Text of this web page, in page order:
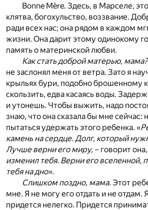
Bonne Mère. Здесь, в Марселе,
клятва, богохульство, воззвание.
ради всех нас; она рядом в каждом
жизни. Она дарит этому одинокому
память о материнской любви.
Как стать доброй матерью, мама?
не заслонял меня от ветра. Зато я
крыльях бури, подобно брошенному
скользить, едва касаясь воды.
и утонешь. Чтобы выжить, надо
знаю, что она сказала бы мне сейчас:
пытаться удержать этого ребенка. «
камень на сердце. Долг, который
Лучше верни его миру, – говорит она,
изменил тебя. Верни его вселенной,
тебя на дно».
Слишком поздно, мама. Этот
мне. Я не могу его отдать и не
придется нелегко. Придется